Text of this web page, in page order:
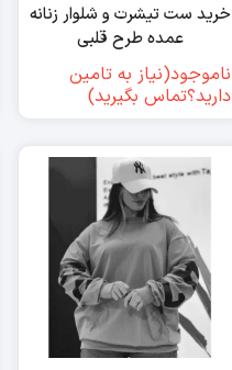
خرید ست تیشرت و شلوار زنانه
عمده طرح قلبی
ناموجود(نیاز به تامین
دارید؟تماس بگیرید)